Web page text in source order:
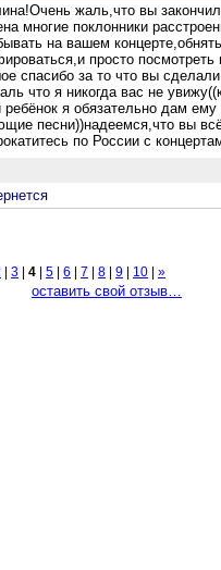
жаль,что вы
многие поклонники
на вашем концерте,обнять
просто посмотреть
спасибо за то что вы
что я никогда вас не
ребёнок я обязательно дам
песни))надеемся,что вы
по России с
3 4 5 6 7 8 9 10 »
оставить свой отзыв…